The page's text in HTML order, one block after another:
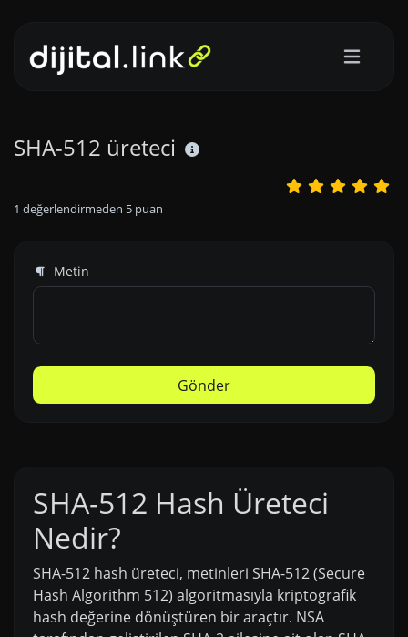
SHA-512 üreteci
1 değerlendirmeden 5 puan
Metin
Gönder
SHA-512 Hash Üreteci
Nedir?
SHA-512 hash üreteci, metinleri SHA-512 (Secure
Hash Algorithm 512) algoritmasıyla kriptografik
hash değerine dönüştüren bir araçtır. NSA